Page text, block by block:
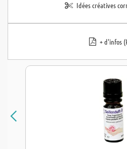
Idées créatives
+ d'infos